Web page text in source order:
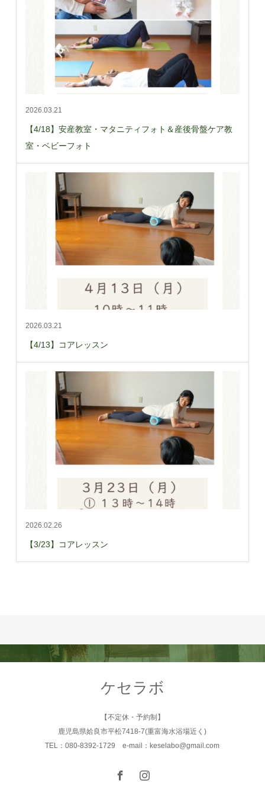
2026.03.21
【4/18】安産教室・マタニティフォト＆産後骨盤ケア教
室・ベビーフォト
2026.03.21
【4/13】コアレッスン
2026.02.26
【3/23】コアレッスン
ケセラボ
【不定休・予約制】
鹿児島県姶良市平松7418-7(重富海水浴場近く)
TEL：080-8392-1729 e-mail：keselabo@gmail.com